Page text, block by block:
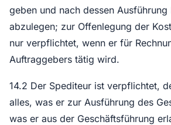
geben und nach dessen Ausführung
abzulegen; zur Offenlegung der
nur verpflichtet, wenn er für
Auftraggebers tätig wird.
14.2 Der Spediteur ist verpflichtet,
alles, was er zur Ausführung des
was er aus der Geschäftsführung